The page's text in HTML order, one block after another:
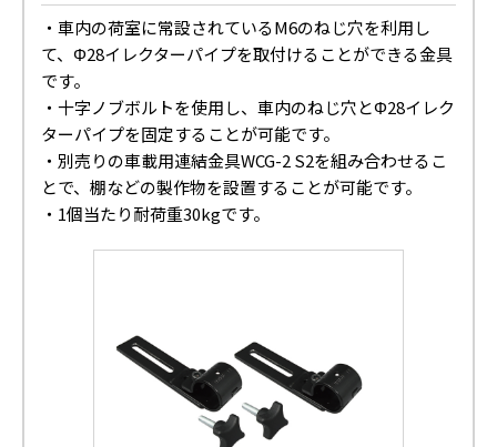
・車内の荷室に常設されているM6のねじ穴を利用し
て、Φ28イレクターパイプを取付けることができる金具
です。
・十字ノブボルトを使用し、車内のねじ穴とΦ28イレク
ターパイプを固定することが可能です。
・別売りの車載用連結金具WCG-2 S2を組み合わせるこ
とで、棚などの製作物を設置することが可能です。
・1個当たり耐荷重30kgです。